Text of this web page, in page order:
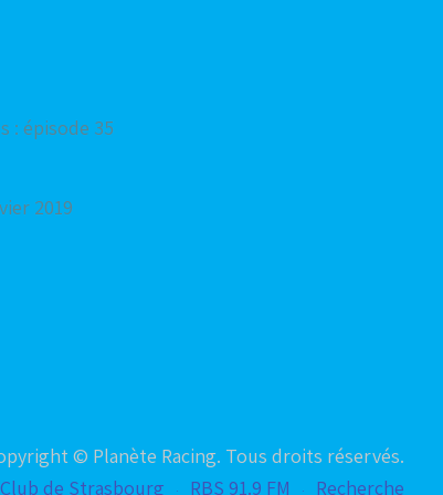
: épisode 35
2019
© Planète Racing. Tous droits réservés.
de Strasbourg RBS 91.9 FM Recherche